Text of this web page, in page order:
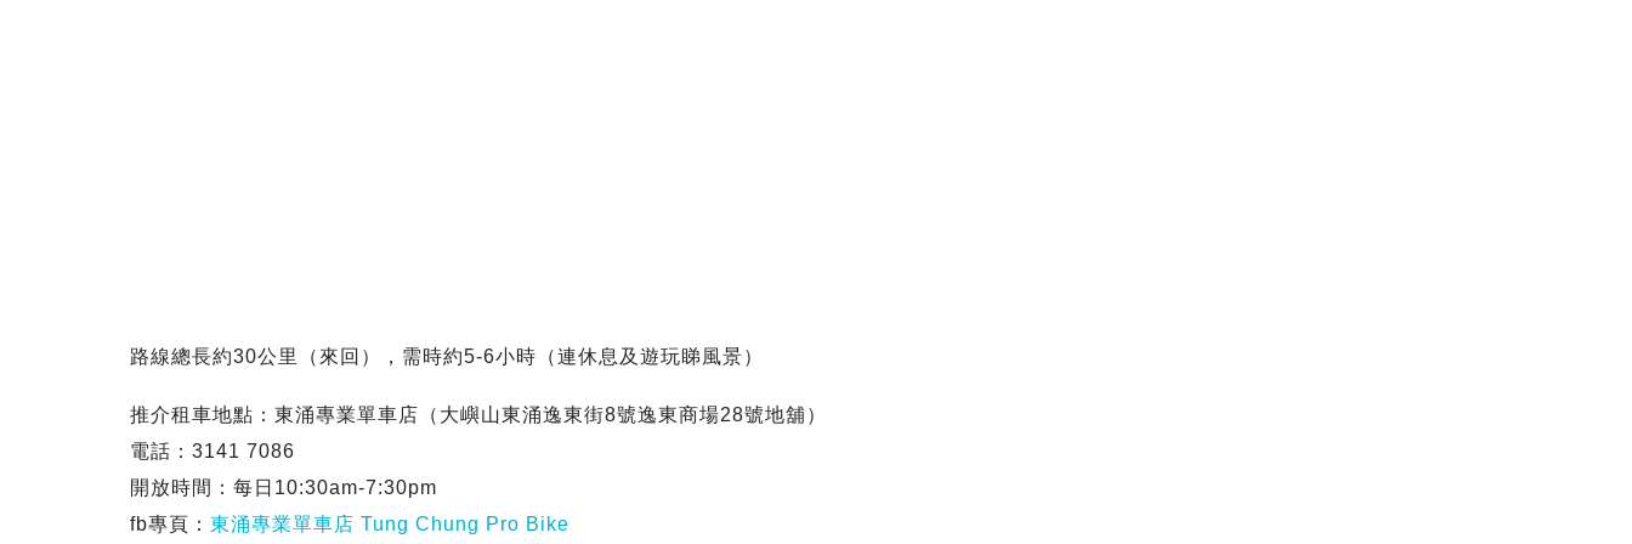
路線總長約30公里（來回），需時約5-6小時（連休息及遊玩睇風景）
推介租車地點：東涌專業單車店（大嶼山東涌逸東街8號逸東商場28號地舖）
電話：3141 7086
開放時間：每日10:30am-7:30pm
fb專頁： 東涌專業單車店 Tung Chung Pro Bike